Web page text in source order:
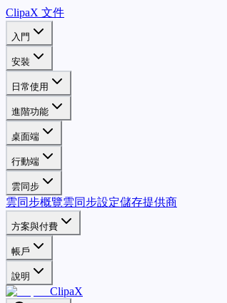
ClipaX 文件
入門
安裝
日常使用
進階功能
桌面端
行動端
雲同步
雲同步概覽雲同步設定儲存提供商
方案與付費
帳戶
說明
ClipaX